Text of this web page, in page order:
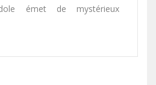
émet de mystérieux